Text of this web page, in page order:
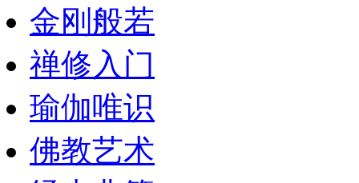
金刚般若
禅修入门
瑜伽唯识
佛教艺术